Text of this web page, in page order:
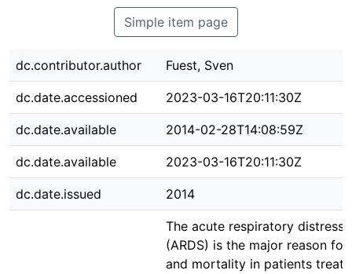
Simple item page
dc.contributor.author Fuest, Sven
dc.date.accessioned 2023-03-16T20:11:30Z
dc.date.available 2014-02-28T14:08:59Z
dc.date.available 2023-03-16T20:11:30Z
dc.date.issued 2014
The acute respiratory distress
(ARDS) is the major reason
and mortality in patients